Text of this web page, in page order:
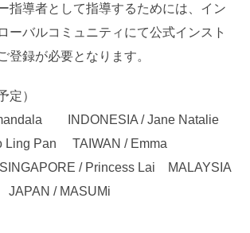
指導者として指導するためには、イン
ーバルコミュニティにて公式インスト
登録が必要となります。
定）
INDONESIA / Jane Natalie
Ling Pan TAIWAN / Emma
/ Princess Lai MALAYSIA
/ MASUMi